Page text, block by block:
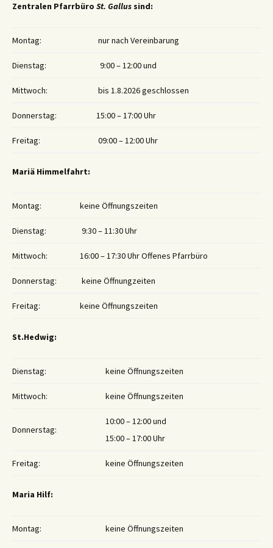
Zentralen Pfarrbüro St. Gallus sind:
Montag: nur nach Vereinbarung
Dienstag: 9:00 – 12:00 und
Mittwoch: bis 1.8.2026 geschlossen
Donnerstag: 15:00 – 17:00 Uhr
Freitag: 09:00 – 12:00 Uhr
Mariä Himmelfahrt:
Montag: keine Öffnungszeiten
Dienstag: 9:30 – 11:30 Uhr
Mittwoch: 16:00 – 17:30 Uhr Offenes Pfarrbüro
Donnerstag: keine Öffnungzeiten
Freitag: keine Öffnungszeiten
St.Hedwig:
Dienstag: keine Öffnungszeiten
Mittwoch: keine Öffnungszeiten
Donnerstag:
10:00 – 12:00 und
15:00 – 17:00 Uhr
Freitag: keine Öffnungszeiten
Maria Hilf:
Montag: keine Öffnungszeiten